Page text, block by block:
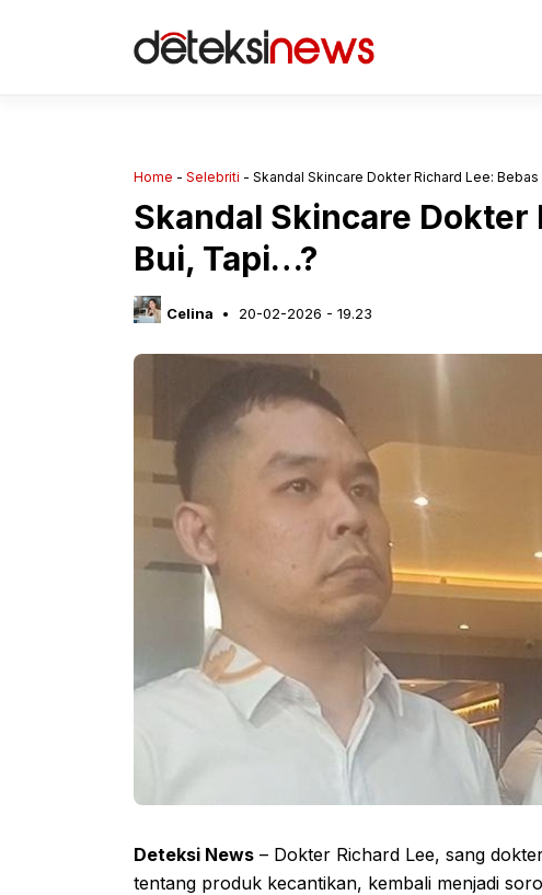
Home - Selebriti - Skandal Skincare Dokter Richard Lee:
Skandal Skincare Dokter
Bui, Tapi…?
Celina 20-02-2026 - 19.23
Deteksi News – Dokter Richard Lee, sang
tentang produk kecantikan, kembali menjadi